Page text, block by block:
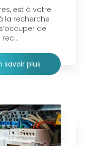
est à votre
la recherche
de
savoir plus